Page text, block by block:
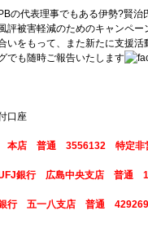
の代表理事でもある伊勢?賢
評被害軽減のためのキャンペ
いをもって、また新たに支援
でも随時ご報告いたします
口座
本店 普通 3556132 特定非営
銀行 広島中央支店 普通
行 五一八支店 普通